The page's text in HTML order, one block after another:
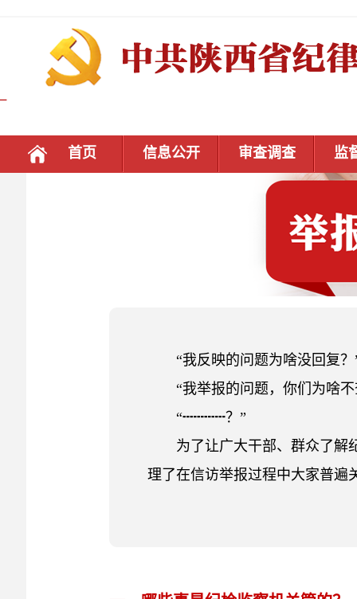
首页 信息公开 审查调查 监
“我反映的问题为啥没回复？
“我举报的问题，你们为啥
“┉┉┉？”
为了让广大干部、群众了解
理了在信访举报过程中大家普遍